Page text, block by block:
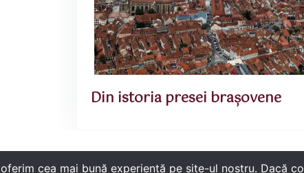
Din istoria presei brașovene
cea mai bună experiență pe site-ul nostru. Dacă